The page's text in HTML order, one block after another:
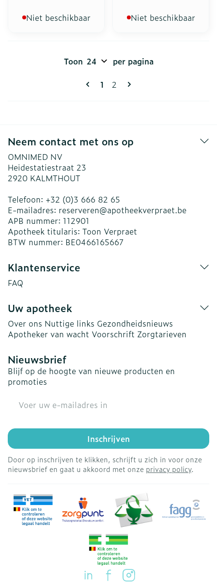
Niet beschikbaar Niet beschikbaar
Pagina's
U lees momenteel pagina
1 Pagina
2
Toon per pagina
Neem contact met ons op
OMNIMED NV
Heidestatiestraat 23
2920 KALMTHOUT
Telefoon: +32 (0)3 666 82 65
E-mailadres: reserveren@apotheekverpraet.be
APB nummer: 112901
Apotheek titularis: Toon Verpraet
BTW nummer: BE0466165667
Klantenservice
FAQ
Uw apotheek
Over ons Nuttige links Gezondheidsnieuws
Apotheker van wacht Voorschrift Zorgtarieven
Nieuwsbrief
Blijf op de hoogte van nieuwe producten en
promoties
Inschrijven
Door op inschrijven te klikken, schrijft u zich in voor onze
nieuwsbrief en gaat u akkoord met onze privacy policy.